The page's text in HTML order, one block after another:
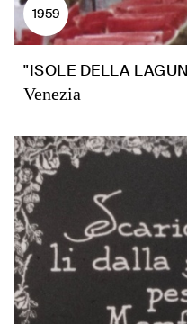
1959
"ISOLE DELLA
Venezia